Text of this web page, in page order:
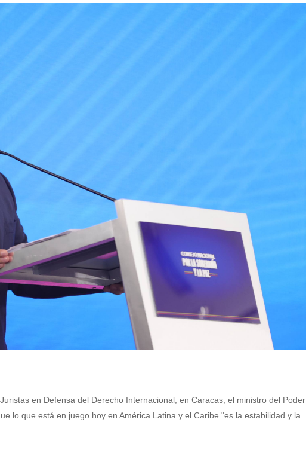
en Defensa del Derecho Internacional, en Caracas, el ministro del Poder
lo que está en juego hoy en América Latina y el Caribe "es la estabilidad y la